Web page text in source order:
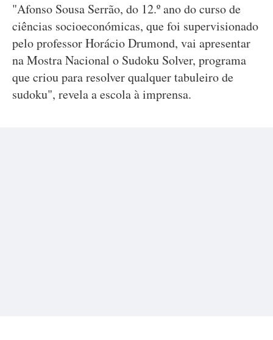
"Afonso Sousa Serrão, do 12.º ano do curso de
ciências socioeconómicas, que foi supervisionado
pelo professor Horácio Drumond, vai apresentar
na Mostra Nacional o Sudoku Solver, programa
que criou para resolver qualquer tabuleiro de
sudoku", revela a escola à imprensa.